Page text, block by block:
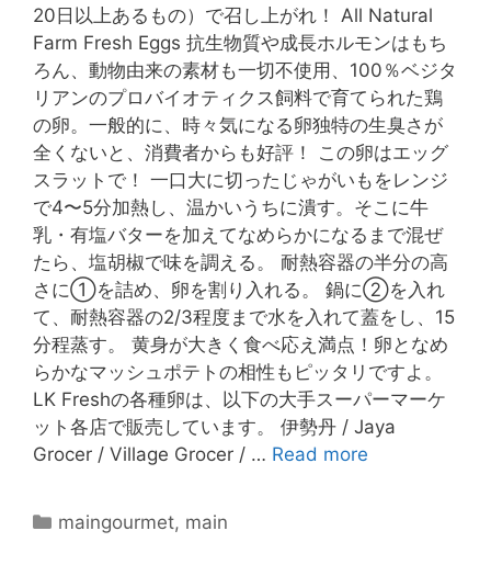
20日以上あるもの）で召し上がれ！ All Natural
Farm Fresh Eggs 抗生物質や成長ホルモンはもち
ろん、動物由来の素材も一切不使用、100％ベジタ
リアンのプロバイオティクス飼料で育てられた鶏
の卵。一般的に、時々気になる卵独特の生臭さが
全くないと、消費者からも好評！ この卵はエッグ
スラットで！ 一口大に切ったじゃがいもをレンジ
で4〜5分加熱し、温かいうちに潰す。そこに牛
乳・有塩バターを加えてなめらかになるまで混ぜ
たら、塩胡椒で味を調える。 耐熱容器の半分の高
さに①を詰め、卵を割り入れる。 鍋に②を入れ
て、耐熱容器の2/3程度まで水を入れて蓋をし、15
分程蒸す。 黄身が大きく食べ応え満点！卵となめ
らかなマッシュポテトの相性もピッタリですよ。
LK Freshの各種卵は、以下の大手スーパーマーケ
ット各店で販売しています。 伊勢丹 / Jaya
Grocer / Village Grocer / … Read more
maingourmet, main